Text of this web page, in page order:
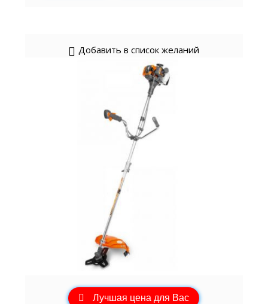
Добавить в список желаний
Лучшая цена для Вас